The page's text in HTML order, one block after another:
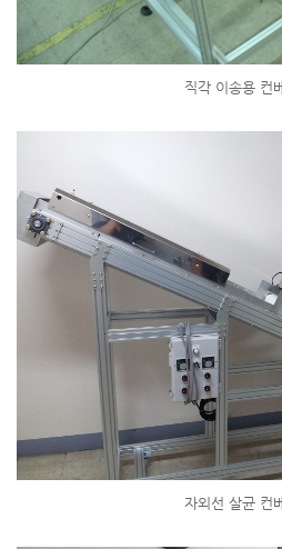
직각 이송용 컨
자외선 살균 컨